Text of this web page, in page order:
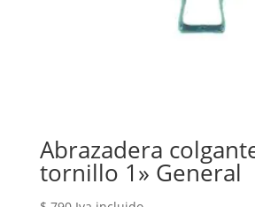
Abrazadera
tornillo 1» General